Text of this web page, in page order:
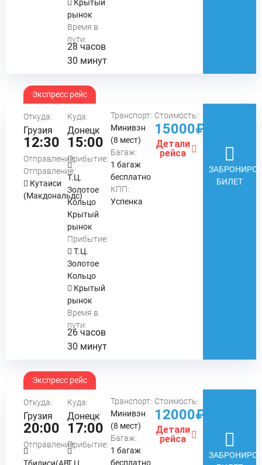
Крытый
рынок
Время в
пути:
28 часов
30 минут
Экспресс рейс
Откуда:
Грузия
12:30
Отправление:
Отправление:
Кутаиси
(Макдональдс)
Куда:
Донецк
15:00
Прибытие:
Т.Ц.
Золотое
Кольцо
Крытый
рынок
Прибытие:
Т.Ц.
Золотое
Кольцо
Крытый
рынок
Время в
пути:
26 часов
30 минут
Транспорт:
Минивэн
(8 мест)
Багаж:
1 багаж
бесплатно
КПП:
Успенка
Стоимость:
15000₽
Детали
рейса
БИЛЕТ
Экспресс рейс
Откуда:
Грузия
20:00
Отправление:
Куда:
Донецк
17:00
Прибытие:
Транспорт:
Минивэн
(8 мест)
Багаж:
1 багаж
бесплатно
Стоимость:
12000₽
Детали
рейса